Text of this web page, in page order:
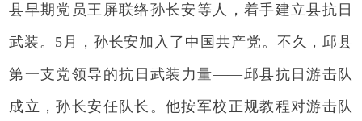
县早期党员王屏联络孙长安等人，着手建立县抗日
武装。5月，孙长安加入了中国共产党。不久，邱县
第一支党领导的抗日武装力量——邱县抗日游击队
成立，孙长安任队长。他按军校正规教程对游击队